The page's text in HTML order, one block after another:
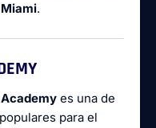
Miami.
es una de
para el